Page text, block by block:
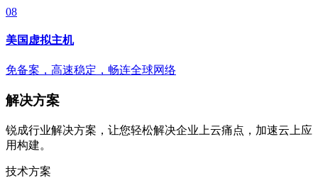
08
美国虚拟主机
免备案，高速稳定，畅连全球网络
解决方案
锐成行业解决方案，让您轻松解决企业上云痛点，加速云上应
用构建。
技术方案